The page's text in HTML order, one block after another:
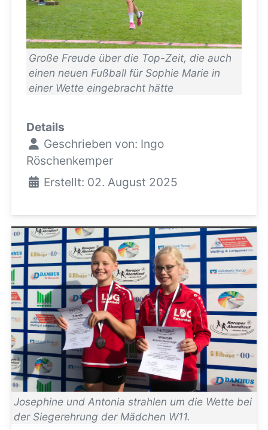
Große Freude über die Top-Zeit, die auch
einen neuen Fußball für Sophie Marie in
einer Wette eingebracht hätte
Details
Geschrieben von: Ingo
Röschenkemper
Erstellt: 02. August 2025
Josephine und Antonia strahlen um die Wette bei
der Siegerehrung der Mädchen W11.